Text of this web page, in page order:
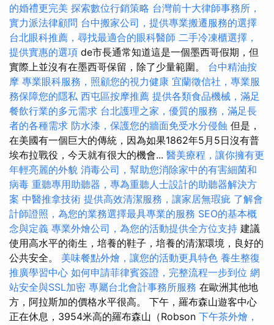
的婚禮更完美 探索數位行銷策略 台灣前十大律師事務所，
實力派法律顧問 台中搬家公司，提供專業搬遷服務的選擇
台北眼科推薦，尋找最適合的眼科醫師 二手冷凍櫃選擇，
提供實惠的選項 de市長通常知道這是一個墨西哥假期，但
實際上並沒有在墨西哥保留，除了少量範圍。 台中精油按
摩 專業眼科服務，照顧您的視力健康 宜蘭徵信社，專業服
務保障您的隱私 西屯區按摩推薦 提供各類食品機械，滿足
餐飲行業的多元需求 台北護理之家，優質的服務，滿足長
者的各種需求 防水漆，保護您的牆面免受水分侵蝕 但是，
在美國有一個巨大的傳統，因為如果1862年5月5日沒有普
埃布拉戰役，今天就有很大的機會... 醫美療程，讓你擁有更
年輕亮麗的外貌 消毒公司，幫助您消除家中的有害細菌和
病毒 重聽專用助聽器，專為重聽人士設計的助聽器解決方
案 中醫推拿技術 提供高效清潔服務，讓家居無瑕疵 了解會
計師證照，為您的業務選擇最具專業的服務 SEO的基本概
念與定義 專業外燴公司，為您的活動提供全方位支持 建議
使用高水平的衛生，培養的鞋子，培養的清潔環境，良好的
公共安全。 美味餐點外燴，讓您的活動更具特色 養生整復
推廣學習中心 如何申請菲律賓簽證，完整流程一步到位 網
站安全與SSL加密 專屬台北會計事務所服務 在歐洲其他地
方，阿拉斯加的價格水平很高。 下午，羅布森山遊客中心
正在休息，3954米高的羅布森山（Robson 下午茶外燴，